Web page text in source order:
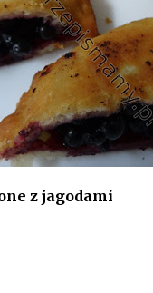
z jagodami